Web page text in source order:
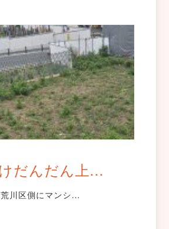
だんだん上...
川区側にマンシ…